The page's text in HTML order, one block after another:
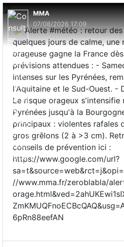
MMA
07/08/2026 17:09
⛈️ Alerte #météo : retour des
quelques jours de calme, une
orageuse gagne la France
prévisions attendues : -
intenses sur les Pyrénées,
l'Aquitaine et le Sud-Ouest. -
Le risque orageux s'intensifie
Pyrénées jusqu'à la
principaux : violentes rafales
gros grêlons (2 à >3 cm).
conseils de prévention ici :
https://www.google.com/url?
//www.mma.fr/zeroblabla/
6pRn88eefAN